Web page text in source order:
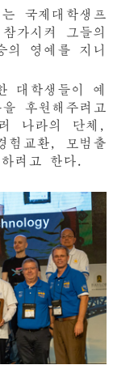
국제대학생프
가시켜 그들의
의 영예를 지니
대학생들이 예
후원해주려고
나라의 단체,
험교환, 모범출
려고 한다.